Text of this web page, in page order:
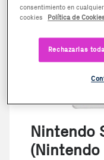
Nintendo
consentimiento en
cookies
Política de
Rechazarlas